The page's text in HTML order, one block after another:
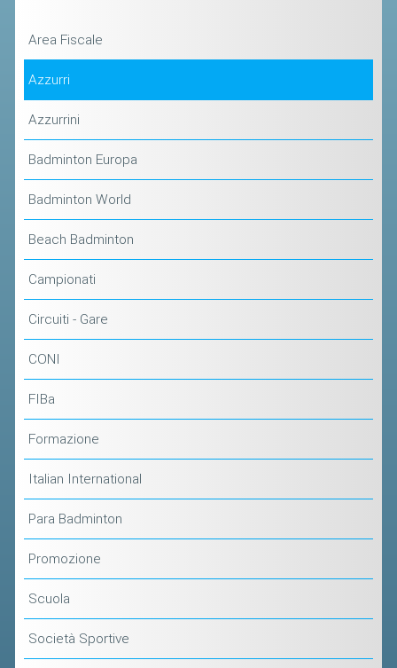
Area Fiscale
Azzurri
Azzurrini
Badminton Europa
Badminton World
Beach Badminton
Campionati
Circuiti - Gare
CONI
FIBa
Formazione
Italian International
Para Badminton
Promozione
Scuola
Società Sportive
ACCEDI AL TESSERAMENTO ON
MODULI
GARE ED EVENTI
COMUNICATI
CLASSIFICHE NAZIONALI